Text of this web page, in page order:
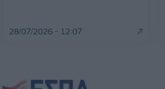
28/07/2026 - 12:07